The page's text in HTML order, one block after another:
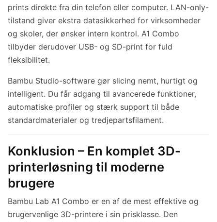
prints direkte fra din telefon eller computer. LAN-only-
tilstand giver ekstra datasikkerhed for virksomheder
og skoler, der ønsker intern kontrol. A1 Combo
tilbyder derudover USB- og SD-print for fuld
fleksibilitet.
Bambu Studio-software gør slicing nemt, hurtigt og
intelligent. Du får adgang til avancerede funktioner,
automatiske profiler og stærk support til både
standardmaterialer og tredjepartsfilament.
Konklusion – En komplet 3D-
printerløsning til moderne
brugere
Bambu Lab A1 Combo er en af de mest effektive og
brugervenlige 3D-printere i sin prisklasse. Den